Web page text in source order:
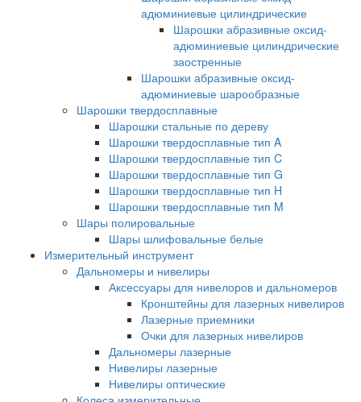
адюминиевые цилиндрические
Шарошки абразивные оксид-
адюминиевые цилиндрические
заостренные
Шарошки абразивные оксид-
адюминиевые шарообразные
Шарошки твердосплавные
Шарошки стальные по дереву
Шарошки твердосплавные тип A
Шарошки твердосплавные тип C
Шарошки твердосплавные тип G
Шарошки твердосплавные тип H
Шарошки твердосплавные тип M
Шары полировальные
Шары шлифовальные белые
Измерительный инструмент
Дальномеры и нивелиры
Аксессуары для нивелоров и дальномеров
Кронштейны для лазерных нивелиров
Лазерные приемники
Очки для лазерных нивелиров
Дальномеры лазерные
Нивелиры лазерные
Нивелиры оптические